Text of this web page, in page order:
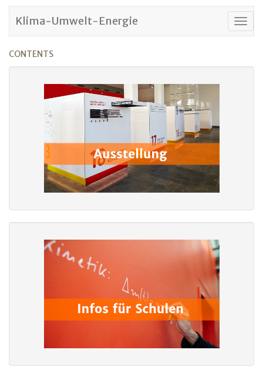
Klima-Umwelt-Energie
CONTENTS